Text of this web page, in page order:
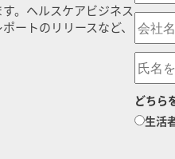
。ヘルスケアビジネス
ートのリリースなど、
どちら
生活